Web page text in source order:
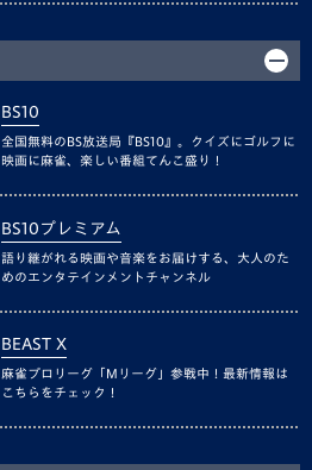
BS10
全国無料のBS放送局『BS10』。クイズにゴルフに
映画に麻雀、楽しい番組てんこ盛り！
BS10プレミアム
語り継がれる映画や音楽をお届けする、大人のた
めのエンタテインメントチャンネル
BEAST X
麻雀プロリーグ「Mリーグ」参戦中！最新情報は
こちらをチェック！